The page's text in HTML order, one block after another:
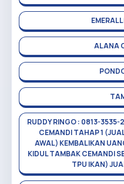
ALANA
RUDDY RINGO : 0813-
CEMANDI TAHAP 1
AWAL) KEMBALIKAN
KIDUL TAMBAK CEMANDI
TPU IKAN)